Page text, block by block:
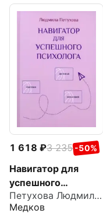
1 618 3 235 -50%
Навигатор для
успешного
психолога
Петухова Людмила Ивановна
Медков